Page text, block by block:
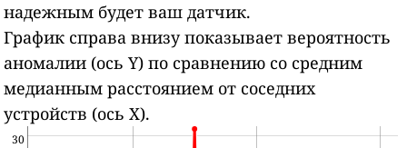
надежным будет ваш датчик.
График справа внизу показывает вероятность
аномалии (ось Y) по сравнению со средним
медианным расстоянием от соседних
устройств (ось X).
30